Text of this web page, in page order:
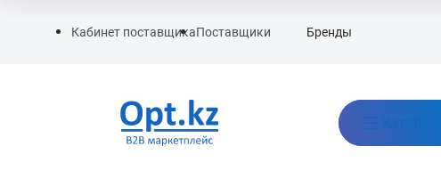
Кабинет поставщикаПоставщики Бренды
Каталог